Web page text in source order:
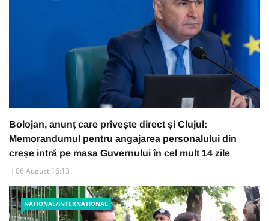
Bolojan, anunț care privește direct și Clujul:
Memorandumul pentru angajarea personalului din
creșe intră pe masa Guvernului în cel mult 14 zile
06 August 16:13
NATIONAL/INTERNATIONAL